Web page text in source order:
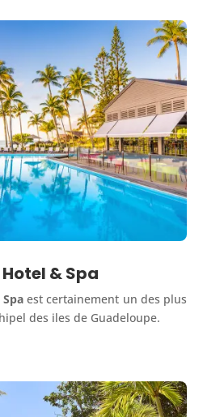
& Spa
est certainement un des plus
des iles de Guadeloupe.